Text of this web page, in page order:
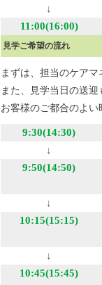
↓
11:00(16:00)
見学ご希望の流れ
まずは、担当のケアマ
また、見学当日の送迎
お客様のご都合のよい
9:30(14:30)
↓
9:50(14:50)
↓
10:15(15:15)
↓
10:45(15:45)